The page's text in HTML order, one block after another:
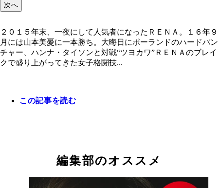
２０１５年末、一夜にして人気者になったＲＥＮ
２０１５年末、一夜にして人気者になったＲＥＮ
ＺＩＮ女子最強決定戦といえる
子アリーシャ・ガルシアと対戦
高幸子氏
次へ
２０１５年末、一夜にして人気者になったＲＥＮＡ。１６年９
月には山本美憂に一本勝ち。大晦日にポーランドのハードパン
チャー、ハンナ・タイソンと対戦“ツヨカワ”ＲＥＮＡのブレイ
クで盛り上がってきた女子格闘技...
この記事を読む
編集部のオススメ